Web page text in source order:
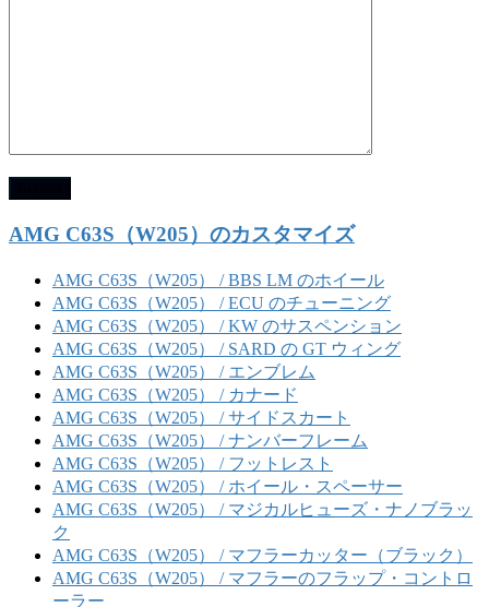
AMG C63S（W205）のカスタマイズ
AMG C63S（W205） / BBS LM のホイール
AMG C63S（W205） / ECU のチューニング
AMG C63S（W205） / KW のサスペンション
AMG C63S（W205） / SARD の GT ウィング
AMG C63S（W205） / エンブレム
AMG C63S（W205） / カナード
AMG C63S（W205） / サイドスカート
AMG C63S（W205） / ナンバーフレーム
AMG C63S（W205） / フットレスト
AMG C63S（W205） / ホイール・スペーサー
AMG C63S（W205） / マジカルヒューズ・ナノブラッ
ク
AMG C63S（W205） / マフラーカッター（ブラック）
AMG C63S（W205） / マフラーのフラップ・コントロ
ーラー